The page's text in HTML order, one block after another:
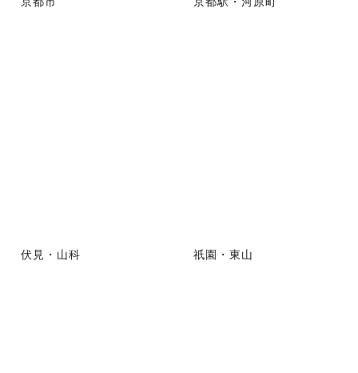
伏見・山科 祇園・東山